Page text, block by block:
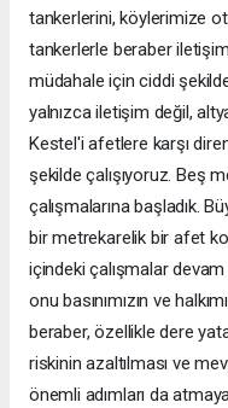
tankerlerini, köylerimize
tankerlerle beraber
müdahale için ciddi
yalnızca iletişim değil,
Kestel'i afetlere karşı
şekilde çalışıyoruz. Beş
çalışmalarına başladık.
bir metrekarelik bir afet
içindeki çalışmalar
onu basınımızın ve
beraber, özellikle dere
riskinin azaltılması ve
önemli adımları da